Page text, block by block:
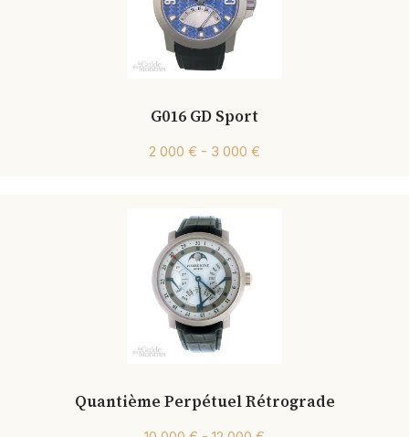
G016 GD Sport
2 000 € - 3 000 €
Quantième Perpétuel Rétrograde